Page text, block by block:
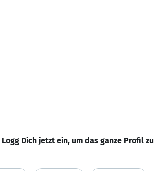
Logg Dich jetzt ein, um das ganze Profil